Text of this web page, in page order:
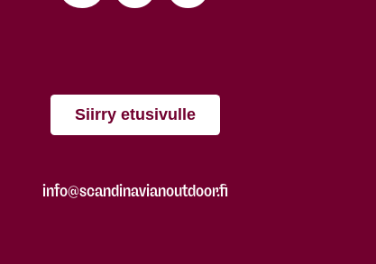
Siirry etusivulle
info@scandinavianoutdoor.fi